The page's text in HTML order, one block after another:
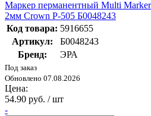
Маркер перманентный Multi
2мм Crown P-505 Б0048243
Код товара: 5916655
Артикул:
Б0048243
Бренд:
ЭРА
Под заказ
Обновлено 07.08.2026
Цена:
54.90 руб. / шт
-